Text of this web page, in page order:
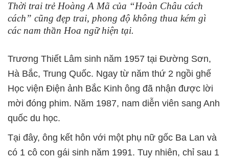
Thời trai trẻ Hoàng A Mã của “Hoàn Châu cách
cách” cũng đẹp trai, phong độ không thua kém gì
các nam thần Hoa ngữ hiện tại.
Trương Thiết Lâm sinh năm 1957 tại Đường Sơn,
Hà Bắc, Trung Quốc. Ngay từ năm thứ 2 ngồi ghế
Học viện Điện ảnh Bắc Kinh ông đã nhận được lời
mời đóng phim. Năm 1987, nam diễn viên sang Anh
quốc du học.
Tại đây, ông kết hôn với một phụ nữ gốc Ba Lan và
có 1 cô con gái sinh năm 1991. Tuy nhiên, chỉ sau 1